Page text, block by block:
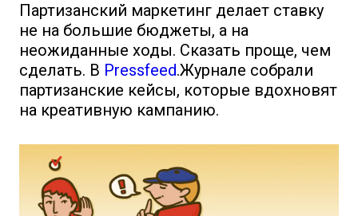
Партизанский маркетинг делает ставку
не на большие бюджеты, а на
неожиданные ходы. Сказать проще, чем
сделать. В Pressfeed.Журнале собрали
партизанские кейсы, которые вдохновят
на креативную кампанию.